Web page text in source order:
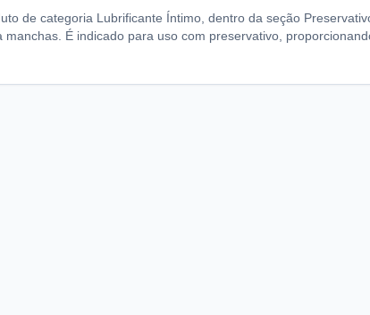
de categoria Lubrificante Íntimo, dentro da seção
É indicado para uso com preservativo,